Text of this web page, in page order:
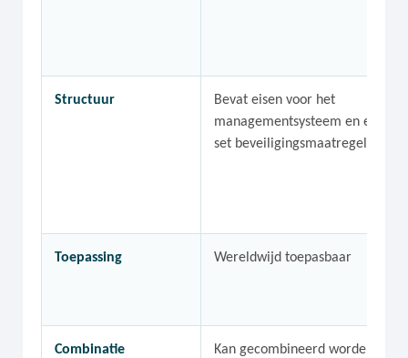
Structuur
Bevat eisen voor het
managementsysteem en een
set beveiligingsmaatregelen
Toepassing Wereldwijd toepasbaar
Combinatie
Kan gecombineerd worden